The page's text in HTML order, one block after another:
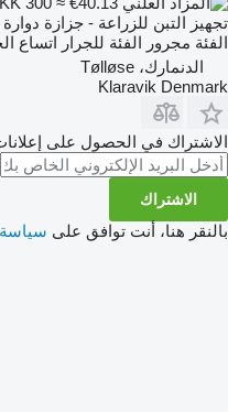
تجهيز التبن للزراعة - جزازة دوارة
الفئة مجرور الفئة للجرار اتساع
الدنمارك، Tølløse
Klaravik Denmark
الاشتراك في الحصول على
الاشتراك
بالنقر هنا، أنت توافق على